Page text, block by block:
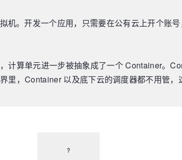
。开发一个应用，只需要在公有云上开个账
计算单元进一步被抽象成了一个 Container。
，Container 以及底下云的调度器都不用管